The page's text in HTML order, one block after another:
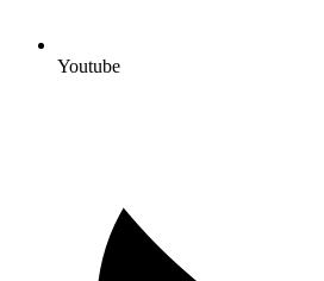
Youtube